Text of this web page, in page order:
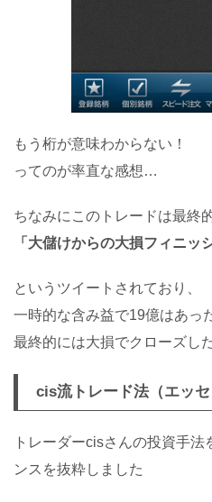
もう桁が意味わからない！
ってのが率直な感想…
ちなみにこのトレードは最終
「大儲けからの大損フィニッ
というツイートされており、
一時的な含み益で19億はあっ
最終的には大損でクローズし
cis流トレード法（エッセ
トレーダーcisさんの投資手
ンスを抜粋しました